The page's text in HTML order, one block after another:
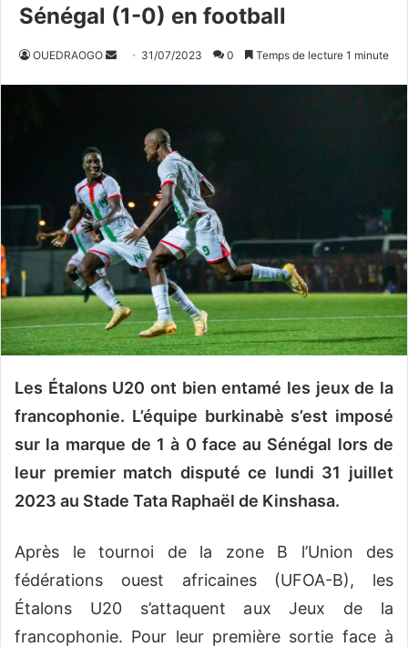
Sénégal (1-0) en football
OUEDRAOGO
r
u
n
c
u
r
r
e
31/07/2023 0 Temps de lecture 1 minute
Les Étalons U20 ont bien entamé les jeux de la
francophonie. L’équipe burkinabè s’est imposé
sur la marque de 1 à 0 face au Sénégal lors de
leur premier match disputé ce lundi 31 juillet
2023 au Stade Tata Raphaël de Kinshasa.
Après le tournoi de la zone B l’Union des
fédérations ouest africaines (UFOA-B), les
Étalons U20 s’attaquent aux Jeux de la
francophonie. Pour leur première sortie face à